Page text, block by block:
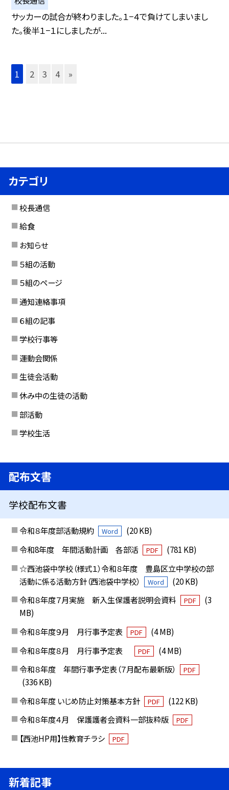
サッカーの試合が終わりました。１−４で負けてしまいまし
た。後半１−１にしましたが...
1 2 3 4 »
カテゴリ
校長通信
給食
お知らせ
５組の活動
５組のページ
通知連絡事項
６組の記事
学校行事等
運動会関係
生徒会活動
休み中の生徒の活動
部活動
学校生活
配布文書
学校配布文書
令和８年度部活動規約 Word
(20 KB)
令和8年度 年間活動計画 各部活
PDF
(781 KB)
☆西池袋中学校（様式１）令和８年度 豊島区立中学校の部
活動に係る活動方針（西池袋中学校）
Word
(20 KB)
令和８年度７月実施 新入生保護者説明会資料
PDF
(3
MB)
令和８年度９月 月行事予定表
PDF
(4 MB)
令和８年度８月 月行事予定表
PDF
(4 MB)
令和８年度 年間行事予定表（７月配布最新版）
PDF
(336 KB)
令和８年度 いじめ防止対策基本方針
PDF
(122 KB)
令和８年度４月 保護護者会資料一部抜粋版
PDF
【西池HP用】性教育チラシ PDF
新着記事